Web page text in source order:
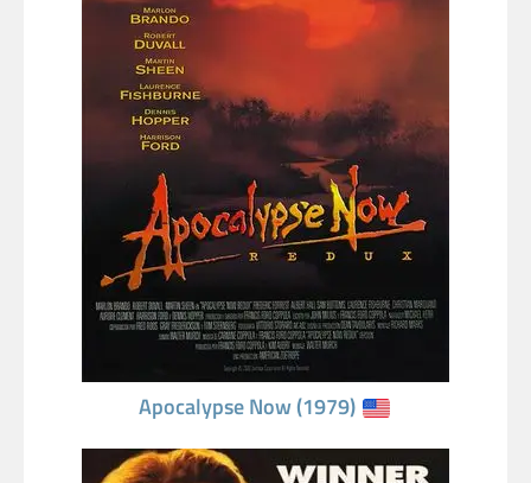
Apocalypse Now (1979)